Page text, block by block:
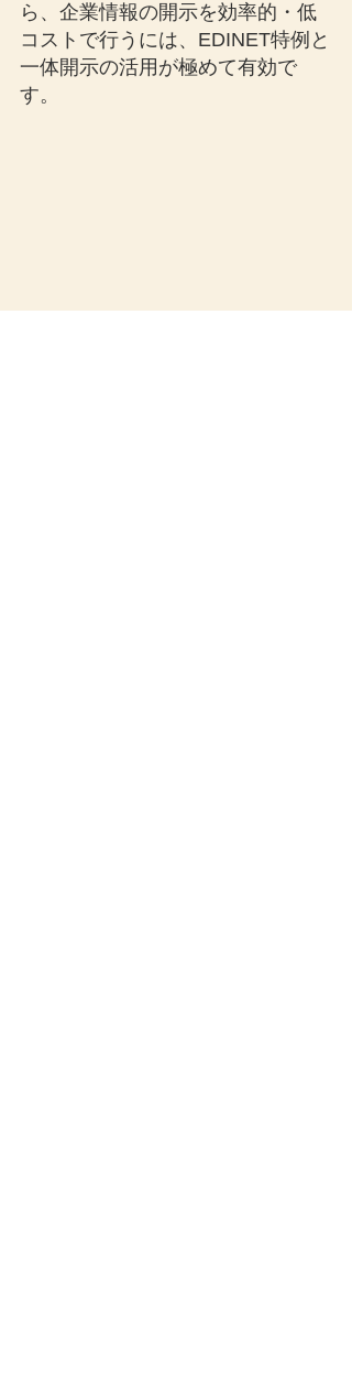
ら、企業情報の開示を効率的・低
コストで行うには、EDINET特例と
一体開示の活用が極めて有効で
す。